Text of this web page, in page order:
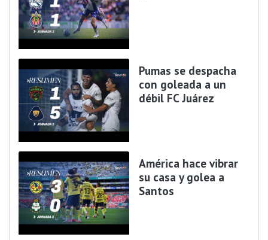
Pumas se despacha
con goleada a un
débil FC Juárez
América hace vibrar
su casa y golea a
Santos